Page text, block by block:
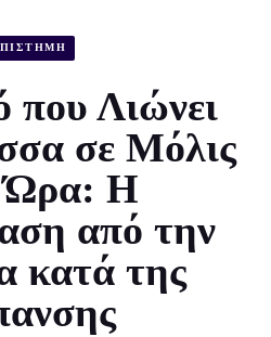
που Λιώνει
σε Μόλις
Η
από την
κατά της